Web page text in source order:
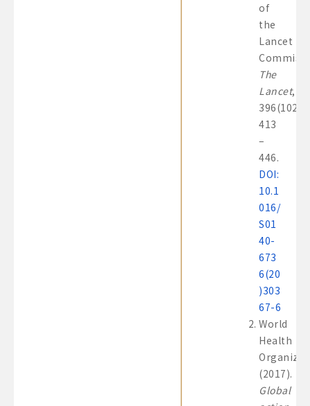
of
the
Lancet
The
Lancet,
413
–
446.
DOI:
10.1
016/
S01
40-
673
6(20
)303
67-6
World
Health
(2017).
Global